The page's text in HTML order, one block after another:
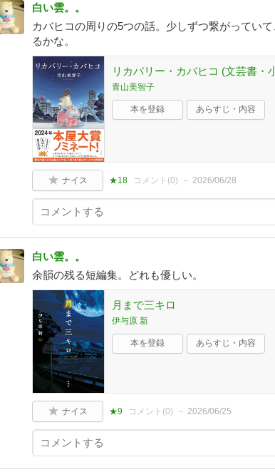
白い雲。。
カバヒコの周りの5つの話。少しずつ繋がってい
るかな。
リカバリー・カバヒコ (文芸書・
青山美智子
本を登録 あらすじ・内容
ナイス ★18 コメント(0) 2026/06/28
白い雲。。
余韻の残る短編集。どれも優しい。
月まで三キロ
伊与原 新
本を登録 あらすじ・内容
ナイス ★9 コメント(0) 2026/06/25